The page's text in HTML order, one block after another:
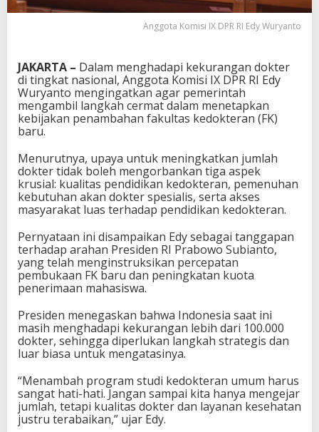
Anggota Komisi IX DPR RI Edy Wuryanto
JAKARTA – Dalam menghadapi kekurangan dokter
di tingkat nasional, Anggota Komisi IX DPR RI Edy
Wuryanto mengingatkan agar pemerintah
mengambil langkah cermat dalam menetapkan
kebijakan penambahan fakultas kedokteran (FK)
baru.
Menurutnya, upaya untuk meningkatkan jumlah
dokter tidak boleh mengorbankan tiga aspek
krusial: kualitas pendidikan kedokteran, pemenuhan
kebutuhan akan dokter spesialis, serta akses
masyarakat luas terhadap pendidikan kedokteran.
Pernyataan ini disampaikan Edy sebagai tanggapan
terhadap arahan Presiden RI Prabowo Subianto,
yang telah menginstruksikan percepatan
pembukaan FK baru dan peningkatan kuota
penerimaan mahasiswa.
Presiden menegaskan bahwa Indonesia saat ini
masih menghadapi kekurangan lebih dari 100.000
dokter, sehingga diperlukan langkah strategis dan
luar biasa untuk mengatasinya.
“Menambah program studi kedokteran umum harus
sangat hati-hati. Jangan sampai kita hanya mengejar
jumlah, tetapi kualitas dokter dan layanan kesehatan
justru terabaikan,” ujar Edy.